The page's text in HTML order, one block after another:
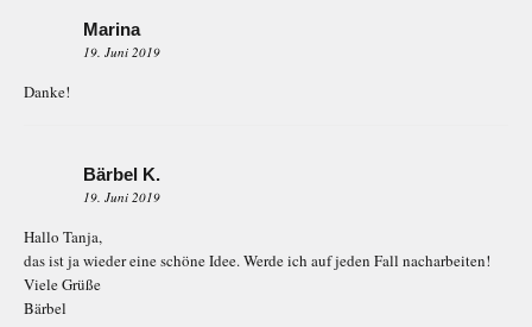
Marina
19. Juni 2019
Danke!
Bärbel K.
19. Juni 2019
Hallo Tanja,
das ist ja wieder eine schöne Idee. Werde ich auf jeden Fall nacharbeiten!
Viele Grüße
Bärbel